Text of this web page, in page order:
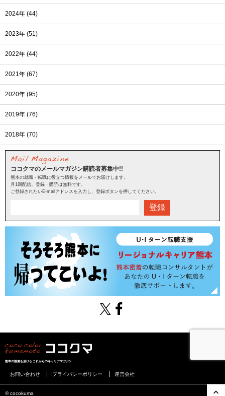
2024年 (44)
2023年 (51)
2022年 (44)
2021年 (67)
2020年 (95)
2019年 (76)
2018年 (70)
ココクマのメールマガジン購読者募集中!!
熊本の就職・転職に役立つ情報をメールでお届けします。
月1回配信。登録・購読は無料です。
ご登録されたいE-mailアドレスを入力し、登録ボタンを押してください。
登録
熊本の熱量を届けるこれからのキャリアマガジン
お問い合わせ プライバシーポリシー 運営会社
©︎ cocokuma